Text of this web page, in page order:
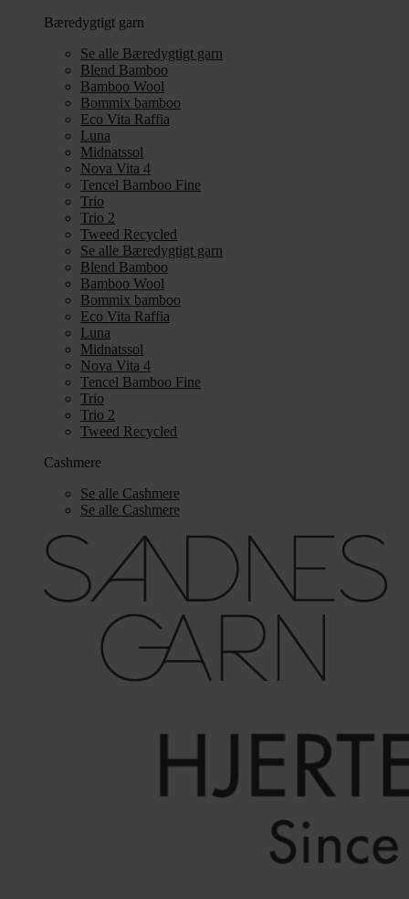
Bæredygtigt garn
Se alle Bæredygtigt garn
Blend Bamboo
Bamboo Wool
Bommix bamboo
Eco Vita Raffia
Luna
Midnatssol
Nova Vita 4
Tencel Bamboo Fine
Trio
Trio 2
Tweed Recycled
Se alle Bæredygtigt garn
Blend Bamboo
Bamboo Wool
Bommix bamboo
Eco Vita Raffia
Luna
Midnatssol
Nova Vita 4
Tencel Bamboo Fine
Trio
Trio 2
Tweed Recycled
Cashmere
Se alle Cashmere
Se alle Cashmere